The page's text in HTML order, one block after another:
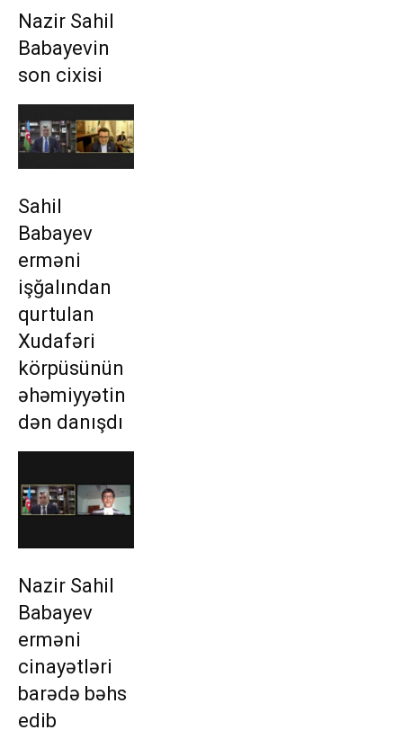
Nazir Sahil
Babayevin
son cixisi
Sahil
Babayev
erməni
işğalından
qurtulan
Xudafəri
körpüsünün
əhəmiyyətin
dən danışdı
Nazir Sahil
Babayev
erməni
cinayətləri
barədə bəhs
edib